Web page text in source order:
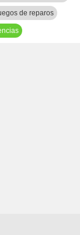
de reparos